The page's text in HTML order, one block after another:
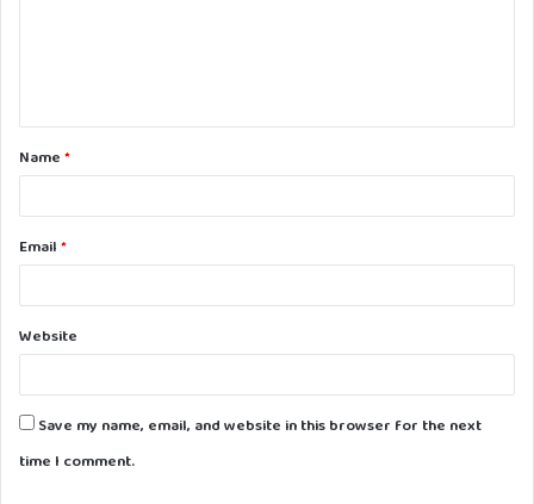
t
*Name *
Email *
Website
Save my name, email, and website in this browser for the next
time I comment.